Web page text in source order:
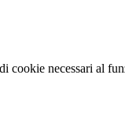
cookie necessari al